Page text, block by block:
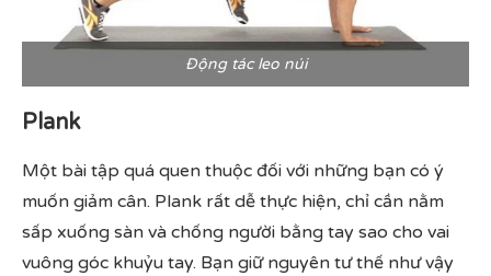
Động tác leo núi
Plank
Một bài tập quá quen thuộc đối với những bạn có ý
muốn giảm cân. Plank rất dễ thực hiện, chỉ cần nằm
sấp xuống sàn và chống người bằng tay sao cho vai
vuông góc khuỷu tay. Bạn giữ nguyên tư thế như vậy